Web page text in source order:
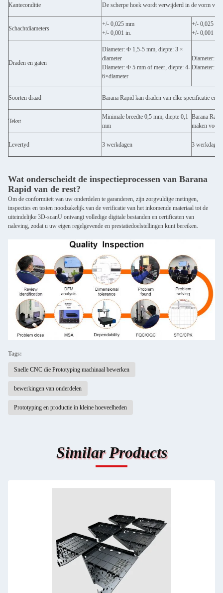
Kanteconditie De scherpe hoek wordt verwijderd in de vorm van
Schachtdiameters
+/- 0,025 mm
+/- 0,001 in.
+/- 0,025
+/- 0,001 in.
Draden en gaten
Diameter: Φ 1,5-5 mm, diepte: 3 ×
diameter
Diameter: Φ 5 mm of meer, diepte: 4-
6×diameter
Diameter: Φ
Diameter: Φ
Soorten draad Barana Rapid kan draden van elke specificatie en
Tekst
Minimale breedte 0,5 mm, diepte 0,1
mm
Barana
maken voor
Levertyd 3 werkdagen 3 werkdagen
Wat onderscheidt de inspectieprocessen van Barana
Rapid van de rest?
Om de conformiteit van uw onderdelen te garanderen, zijn zorgvuldige metingen,
inspecties en testen noodzakelijk.van de verificatie van het inkomende materiaal tot de
uiteindelijke 3D-scanU ontvangt volledige digitale bestanden en certificaten van
naleving, zodat u uw eigen regelgevende en prestatiedoelstellingen kunt bereiken.
Tags:
Snelle CNC die Prototyping machinaal bewerken
bewerkingen van onderdelen
Prototyping en productie in kleine hoeveelheden
Similar Products